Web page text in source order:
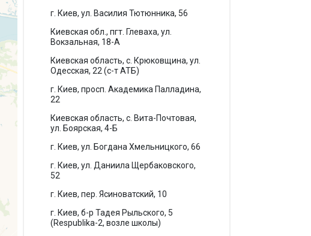
г. Киев, ул. Василия Тютюнника, 56
Киевская обл., пгт. Глеваха, ул.
Вокзальная, 18-А
Киевская область, с. Крюковщина, ул.
Одесская, 22 (с-т АТБ)
г. Киев, просп. Академика Палладина,
22
Киевская область, с. Вита-Почтовая,
ул. Боярская, 4-Б
г. Киев, ул. Богдана Хмельницкого, 66
г. Киев, ул. Даниила Щербаковского,
52
г. Киев, пер. Ясиноватский, 10
г. Киев, б-р Тадея Рыльского, 5
(Respublika-2, возле школы)